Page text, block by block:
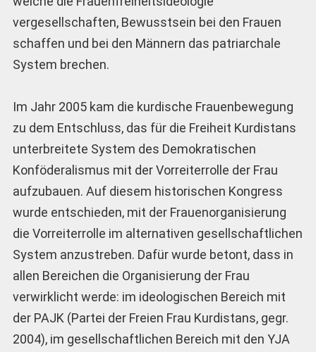
vergesellschaften, Bewusstsein bei den Frauen
schaffen und bei den Männern das patriarchale
System brechen.
Im Jahr 2005 kam die kurdische Frauenbewegung
zu dem Entschluss, das für die Freiheit Kurdistans
unterbreitete System des Demokratischen
Konföderalismus mit der Vorreiterrolle der Frau
aufzubauen. Auf diesem historischen Kongress
wurde entschieden, mit der Frauenorganisierung
die Vorreiterrolle im alternativen gesellschaftlichen
System anzustreben. Dafür wurde betont, dass in
allen Bereichen die Organisierung der Frau
verwirklicht werde: im ideologischen Bereich mit
der PAJK (Partei der Freien Frau Kurdistans, gegr.
2004), im gesellschaftlichen Bereich mit den YJA